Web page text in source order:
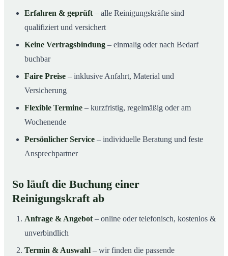
Erfahren & geprüft – alle Reinigungskräfte sind
qualifiziert und versichert
Keine Vertragsbindung – einmalig oder nach Bedarf
buchbar
Faire Preise – inklusive Anfahrt, Material und
Versicherung
Flexible Termine – kurzfristig, regelmäßig oder am
Wochenende
Persönlicher Service – individuelle Beratung und feste
Ansprechpartner
So läuft die Buchung einer
Reinigungskraft ab
Anfrage & Angebot – online oder telefonisch, kostenlos &
unverbindlich
Termin & Auswahl – wir finden die passende